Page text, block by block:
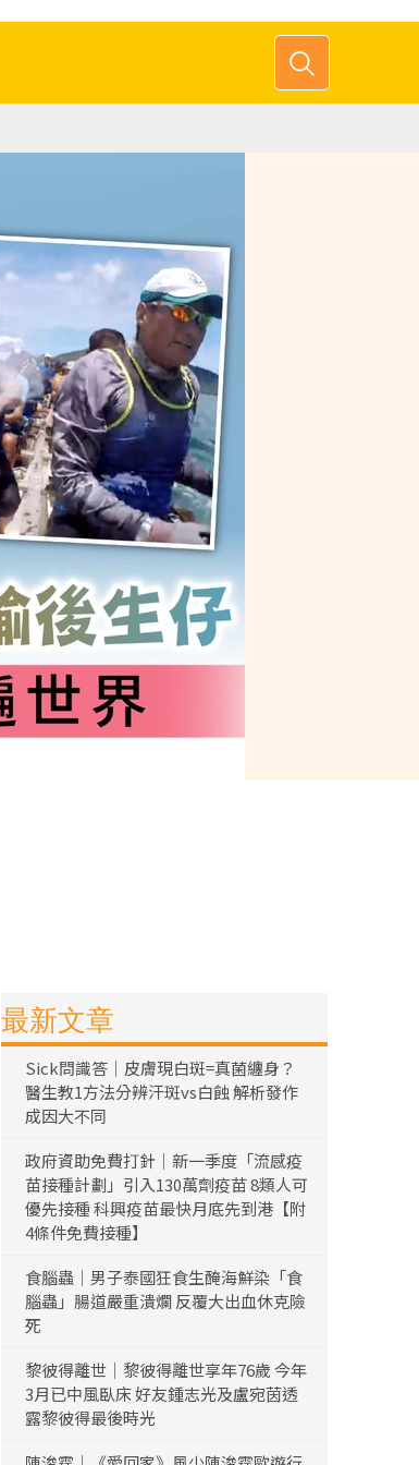
最新文章
Sick問識答｜皮膚現白斑=真菌纏身？
醫生教1方法分辨汗斑vs白蝕 解析發作
成因大不同
政府資助免費打針｜新一季度「流感疫
苗接種計劃」引入130萬劑疫苗 8類人可
優先接種 科興疫苗最快月底先到港【附
4條件免費接種】
食腦蟲｜男子泰國狂食生醃海鮮染「食
腦蟲」腸道嚴重潰爛 反覆大出血休克險
死
黎彼得離世｜黎彼得離世享年76歲 今年
3月已中風臥床 好友鍾志光及盧宛茵透
露黎彼得最後時光